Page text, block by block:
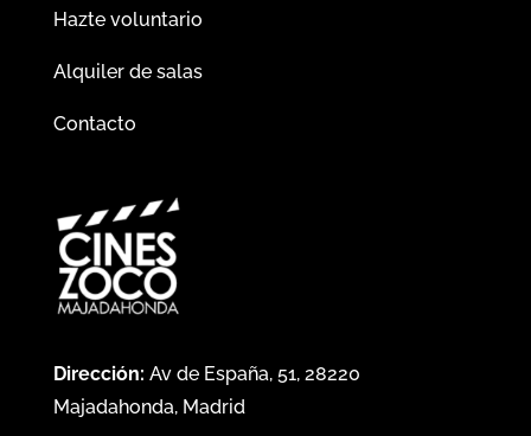
Hazte voluntario
Alquiler de salas
Contacto
Dirección: Av de España, 51, 28220
Majadahonda, Madrid